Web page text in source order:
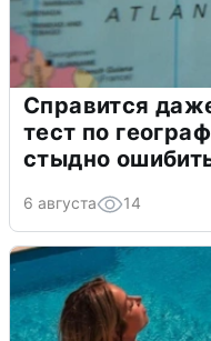
Справится
тест по
стыдно
6 августа 14